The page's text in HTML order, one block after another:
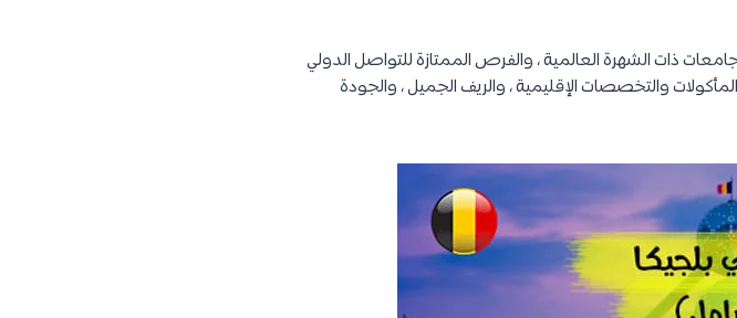
ذات الشهرة العالمية ، والفرص الممتازة للتواصل الدولي
والتخصصات الإقليمية ، والريف الجميل ، والجودة